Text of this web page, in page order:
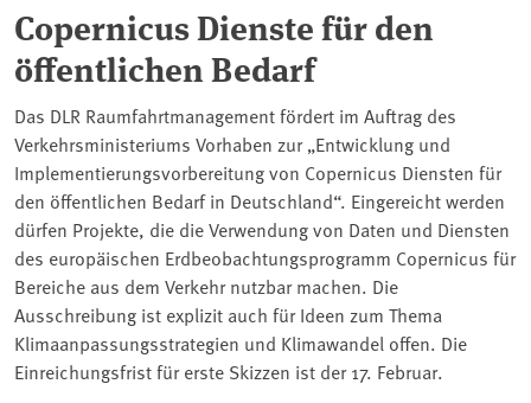
Copernicus Dienste für den
öffentlichen Bedarf
Das DLR Raumfahrtmanagement fördert im Auftrag des
Verkehrsministeriums Vorhaben zur „Entwicklung und
Implementierungsvorbereitung von Copernicus Diensten für
den öffentlichen Bedarf in Deutschland“. Eingereicht werden
dürfen Projekte, die die Verwendung von Daten und Diensten
des europäischen Erdbeobachtungsprogramm Copernicus für
Bereiche aus dem Verkehr nutzbar machen. Die
Ausschreibung ist explizit auch für Ideen zum Thema
Klimaanpassungsstrategien und Klimawandel offen. Die
Einreichungsfrist für erste Skizzen ist der 17. Februar.